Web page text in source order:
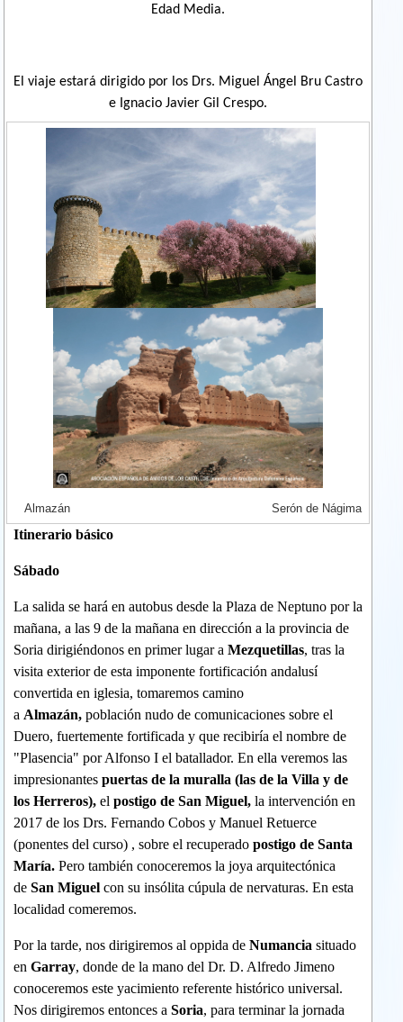
Edad Media.
El viaje estará dirigido por los Drs. Miguel Ángel Bru Castro
e Ignacio Javier Gil Crespo.
Almazán Serón de Nágima
Itinerario básico
Sábado
La salida se hará en autobus desde la Plaza de Neptuno por la
mañana, a las 9 de la mañana en dirección a la provincia de
Soria dirigiéndonos en primer lugar a Mezquetillas, tras la
visita exterior de esta imponente fortificación andalusí
convertida en iglesia, tomaremos camino
a Almazán, población nudo de comunicaciones sobre el
Duero, fuertemente fortificada y que recibiría el nombre de
"Plasencia" por Alfonso I el batallador. En ella veremos las
impresionantes puertas de la muralla (las de la Villa y de
los Herreros), el postigo de San Miguel, la intervención en
2017 de los Drs. Fernando Cobos y Manuel Retuerce
(ponentes del curso) , sobre el recuperado postigo de Santa
María. Pero también conoceremos la joya arquitectónica
de San Miguel con su insólita cúpula de nervaturas. En esta
localidad comeremos.
Por la tarde, nos dirigiremos al oppida de Numancia situado
en Garray, donde de la mano del Dr. D. Alfredo Jimeno
conoceremos este yacimiento referente histórico universal.
Nos dirigiremos entonces a Soria, para terminar la jornada